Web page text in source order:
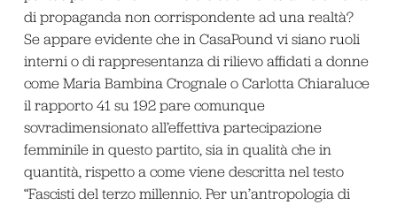
di propaganda non corrispondente ad una realtà?
Se appare evidente che in CasaPound vi siano ruoli
interni o di rappresentanza di rilievo affidati a donne
come Maria Bambina Crognale o Carlotta Chiaraluce
il rapporto 41 su 192 pare comunque
sovradimensionato all’effettiva partecipazione
femminile in questo partito, sia in qualità che in
quantità, rispetto a come viene descritta nel testo
“Fascisti del terzo millennio. Per un’antropologia di